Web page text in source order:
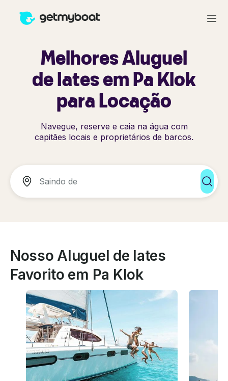
Melhores Aluguel
de Iates em Pa Klok
para Locação
Navegue, reserve e caia na água com
capitães locais e proprietários de barcos.
Nosso Aluguel de Iates
Favorito em Pa Klok